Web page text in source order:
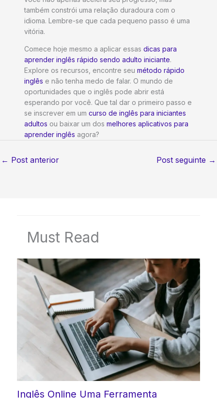
também constrói uma relação duradoura com o
idioma. Lembre-se que cada pequeno passo é uma
vitória.
Comece hoje mesmo a aplicar essas dicas para
aprender inglês rápido sendo adulto iniciante.
Explore os recursos, encontre seu método rápido
inglês e não tenha medo de falar. O mundo de
oportunidades que o inglês pode abrir está
esperando por você. Que tal dar o primeiro passo e
se inscrever em um curso de inglês para iniciantes
adultos ou baixar um dos melhores aplicativos para
aprender inglês agora?
← Post anterior Post seguinte →
Must Read
Inglês Online Uma Ferramenta